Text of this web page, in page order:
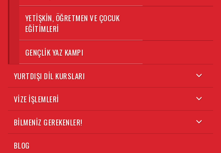
YETIŞKIN, ÖĞRETMEN VE ÇOCUK
EĞITIMLERI
GENÇLIK YAZ KAMPI
YURTDIŞI DIL KURSLARI
VIZE İŞLEMLERI
BILMENIZ GEREKENLER!
BLOG